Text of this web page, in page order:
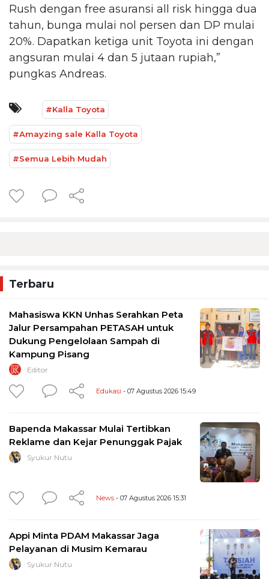
Rush dengan free asuransi all risk hingga dua
tahun, bunga mulai nol persen dan DP mulai
20%. Dapatkan ketiga unit Toyota ini dengan
angsuran mulai 4 dan 5 jutaan rupiah,”
pungkas Andreas.
#Kalla Toyota
#Amayzing sale Kalla Toyota
#Semua Lebih Mudah
Terbaru
Mahasiswa KKN Unhas Serahkan Peta
Jalur Persampahan PETASAH untuk
Dukung Pengelolaan Sampah di
Kampung Pisang
Editor
Edukasi - 07 Agustus 2026 15:49
Bapenda Makassar Mulai Tertibkan
Reklame dan Kejar Penunggak Pajak
Syukur Nutu
News - 07 Agustus 2026 15:31
Appi Minta PDAM Makassar Jaga
Pelayanan di Musim Kemarau
Syukur Nutu